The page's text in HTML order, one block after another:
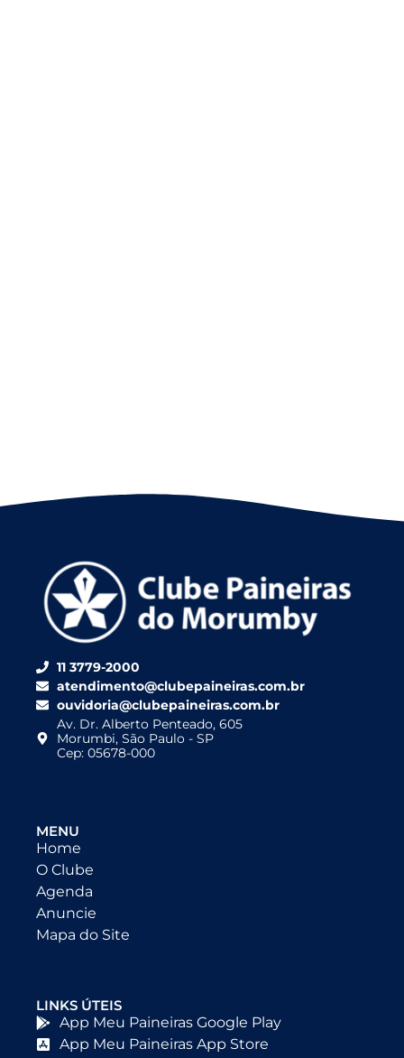
11 3779-2000
atendimento@clubepaineiras.com.br
ouvidoria@clubepaineiras.com.br
Av. Dr. Alberto Penteado, 605
Morumbi, São Paulo - SP
Cep: 05678-000
MENU
Home
O Clube
Agenda
Anuncie
Mapa do Site
LINKS ÚTEIS
App Meu Paineiras Google Play
App Meu Paineiras App Store